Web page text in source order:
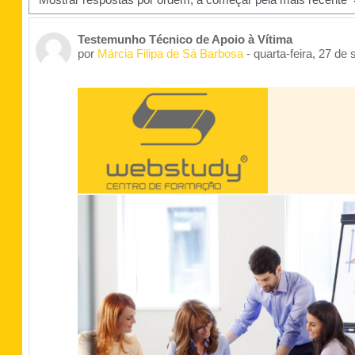
Testemunho Técnico de Apoio à Vítima
por Márcia Filipa de Sá Barbosa -quarta-feira, 27 de
Número de respostas: 0